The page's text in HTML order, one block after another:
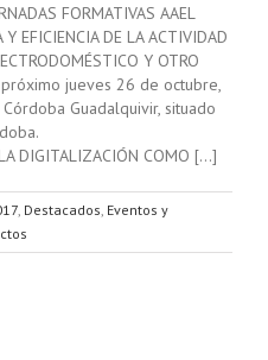
FORMATIVAS AAEL
Y EFICIENCIA DE LA ACTIVIDAD
Y OTRO
próximo jueves 26 de octubre,
Guadalquivir, situado
DIGITALIZACIÓN COMO […]
Destacados Eventos y